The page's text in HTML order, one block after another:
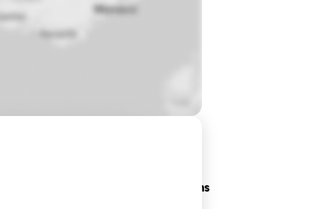
Nos Formations